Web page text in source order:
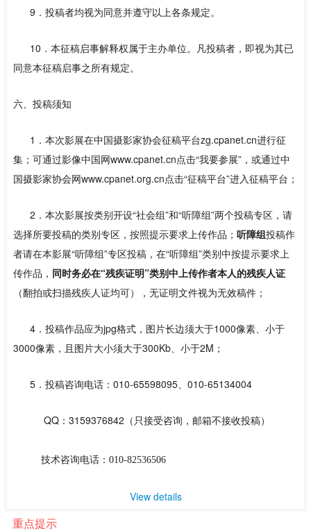
9．投稿者均视为同意并遵守以上各条规定。
10．本征稿启事解释权属于主办单位。凡投稿者，即视为其已
同意本征稿启事之所有规定。
六、投稿须知
1．本次影展在中国摄影家协会征稿平台zg.cpanet.cn进行征
集；可通过影像中国网www.cpanet.cn点击“我要参展”，或通过中
国摄影家协会网www.cpanet.org.cn点击“征稿平台”进入征稿平台；
2．本次影展按类别开设“社会组”和“听障组”两个投稿专区，请
选择所要投稿的类别专区，按照提示要求上传作品； 听障组投稿作
者请在本影展“听障组”专区投稿，在“听障组”类别中按提示要求上
传作品， 同时务必在“残疾证明”类别中上传作者本人的残疾人证
（翻拍或扫描残疾人证均可），无证明文件视为无效稿件；
4．投稿作品应为jpg格式，图片长边须大于1000像素、小于
3000像素，且图片大小须大于300Kb、小于2M；
5．投稿咨询电话：010-65598095、010-65134004
QQ：3159376842（只接受咨询，邮箱不接收投稿）
技术咨询电话： 010-82536506
View details
重点提示